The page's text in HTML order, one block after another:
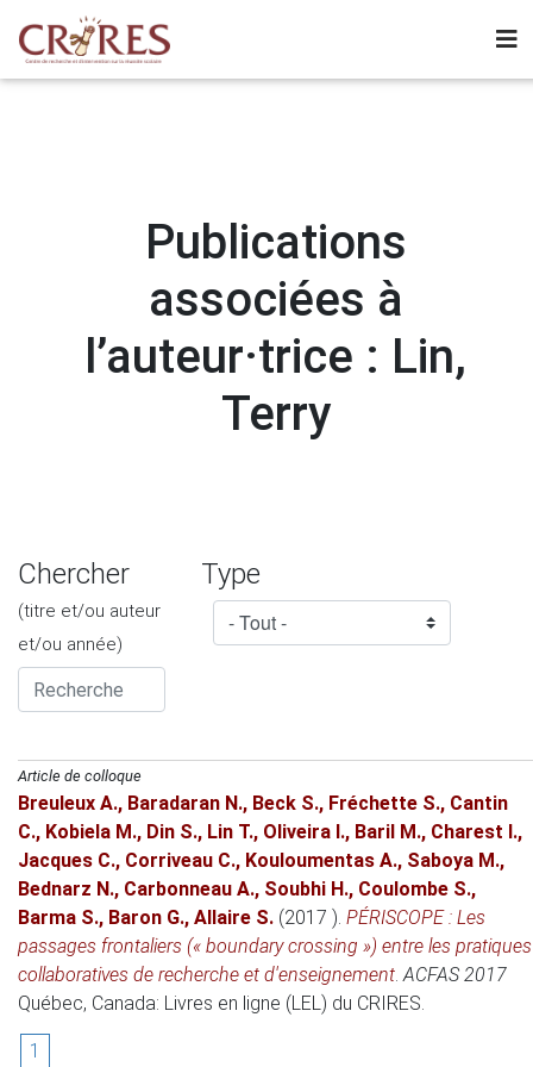
Publications
associées à
l’auteur·trice : Lin,
Terry
Chercher
(titre et/ou auteur
et/ou année)
Type
Article de colloque
Breuleux A., Baradaran N., Beck S., Fréchette S., Cantin
C., Kobiela M., Din S., Lin T., Oliveira I., Baril M., Charest I.,
Jacques C., Corriveau C., Kouloumentas A., Saboya M.,
Bednarz N., Carbonneau A., Soubhi H., Coulombe S.,
Barma S., Baron G., Allaire S. (2017 ). PÉRISCOPE : Les
passages frontaliers (« boundary crossing ») entre les pratiques
collaboratives de recherche et d'enseignement.ACFAS 2017
Québec, Canada: Livres en ligne (LEL) du CRIRES.
1